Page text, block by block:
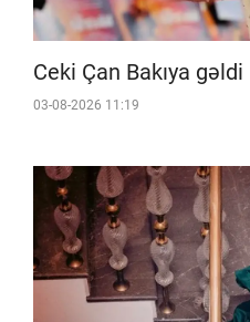
Ceki Çan Bakıya gəldi
03-08-2026 11:19